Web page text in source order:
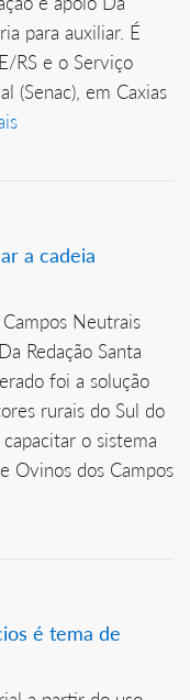
para auxiliar. É
RS e o Serviço
(Senac), em Caxias
a cadeia
Neutrais
Redação Santa
foi a solução
rurais do Sul do
o sistema
Ovinos dos Campos
é tema de